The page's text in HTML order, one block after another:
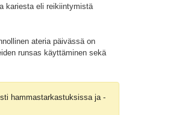
kariesta eli reikiintymistä
ateria päivässä on
runsas käyttäminen sekä
hammastarkastuksissa ja -